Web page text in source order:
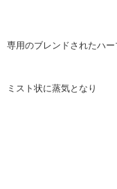
専用のブレンドされたハ
ミスト状に蒸気となり